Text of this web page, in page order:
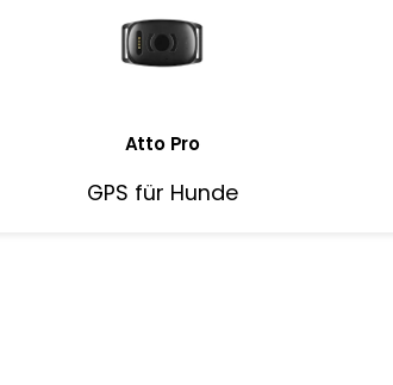
Atto Pro
GPS für Hunde